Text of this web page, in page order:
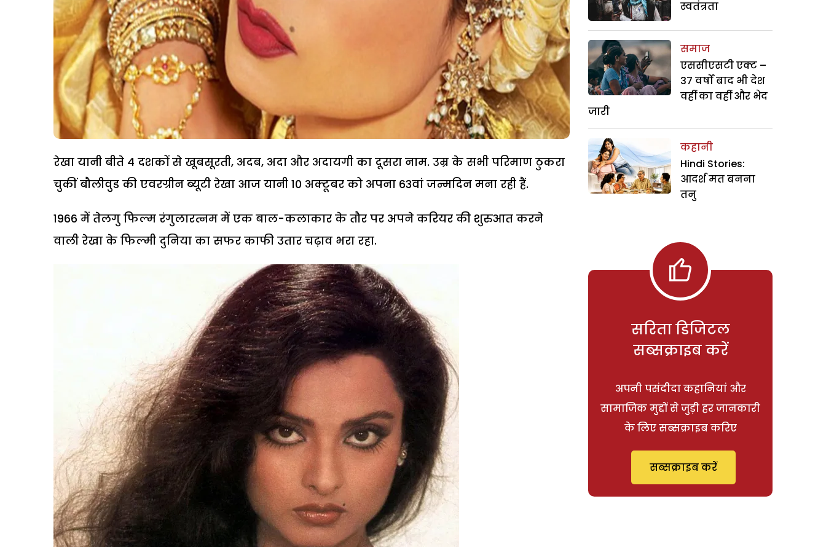
रेखा यानी बीते 4 दशकों से खूबसूरती, अदब, अदा और अदायगी का दूसरा नाम. उम्र के सभी परिमाण ठुकरा
चुकीं बौलीवुड की एवरग्रीन ब्यूटी रेखा आज यानी 10 अक्टूबर को अपना 63वां जन्मदिन मना रही हैं.
1966 में तेलगु फिल्म रंगुलारत्नम में एक बाल-कलाकार के तौर पर अपने करियर की शुरुआत करने
वाली रेखा के फिल्मी दुनिया का सफर काफी उतार चढ़ाव भरा रहा.
स्वतंत्रता
समाज
एससीएसटी एक्ट –
37 वर्षों बाद भी देश
वहीं का वहीं और भेद
जारी
कहानी
Hindi Stories:
आदर्श मत बनना
तनु
सरिता डिजिटल
सब्सक्राइब करें
अपनी पसंदीदा कहानियां और
सामाजिक मुद्दों से जुड़ी हर जानकारी
के लिए सब्सक्राइब करिए
सब्सक्राइब करें